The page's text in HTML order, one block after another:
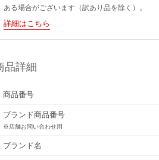
ある場合がございます（訳あり品を除く）。
詳細はこちら
品詳細
商品番号
ブランド商品番号
※店舗お問い合わせ用
ブランド名